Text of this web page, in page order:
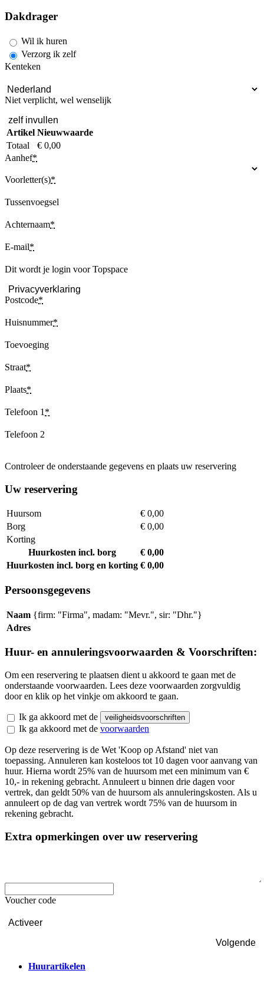
Dakdrager
Wil ik huren
Verzorg ik zelf
Kenteken
Niet verplicht, wel wenselijk
zelf invullen
Artikel Nieuwwaarde
Totaal
€ 0,00
Aanhef*
Voorletter(s)*
Tussenvoegsel
Achternaam*
E-mail*
Dit wordt je login voor Topspace
Privacyverklaring
Postcode*
Huisnummer*
Toevoeging
Straat*
Plaats*
Telefoon 1 *
Telefoon 2
Controleer de onderstaande gegevens en plaats uw reservering
Uw reservering
Huursom
€ 0,00
Borg
€ 0,00
Korting
Huurkosten incl. borg
€ 0,00
Huurkosten incl. borg en korting € 0,00
Persoonsgegevens
Naam {firm: "Firma", madam: "Mevr.", sir: "Dhr."}
Adres
Huur- en annuleringsvoorwaarden & Voorschriften:
Om een reservering te plaatsen dient u akkoord te gaan met de
onderstaande voorwaarden. Lees deze voorwaarden zorgvuldig
door en klik op het vinkje om akkoord te gaan.
Ik ga akkoord met de veiligheidsvoorschriften
Ik ga akkoord met de voorwaarden
Op deze reservering is de Wet 'Koop op Afstand' niet van
toepassing. Annuleren kan kosteloos tot 10 dagen voor aanvang van
huur. Hierna wordt 25% van de huursom met een minimum van €
10,- in rekening gebracht. Annuleert u binnen drie dagen voor
vertrek, dan geldt 50% van de huursom als annuleringskosten. Als u
annuleert op de dag van vertrek wordt 75% van de huursom in
rekening gebracht.
Extra opmerkingen over uw reservering
Voucher code
Activeer
Huurartikelen